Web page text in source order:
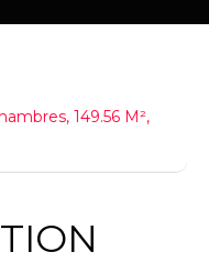
149.56 M²,